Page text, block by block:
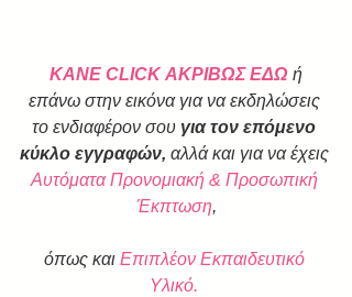
ΚΑΝΕ CLICK ΑΚΡΙΒΩΣ ΕΔΩ ή
επάνω στην εικόνα για να εκδηλώσεις
το ενδιαφέρον σου για τον επόμενο
κύκλο εγγραφών, αλλά και για να έχεις
Αυτόματα Προνομιακή & Προσωπική
Έκπτωση,
όπως και Επιπλέον Εκπαιδευτικό
Υλικό.